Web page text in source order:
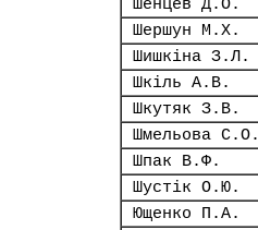
Шенцев Д.О.
Шершун М.Х.
Шишкіна З.Л.
Шкіль А.В.
Шкутяк З.В.
Шмельова С.О.
Шпак В.Ф.
Шустік О.Ю.
Ющенко П.А.